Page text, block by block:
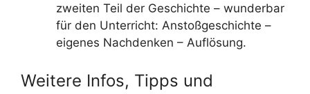
zweiten Teil der Geschichte – wunderbar
für den Unterricht: Anstoßgeschichte –
eigenes Nachdenken – Auflösung.
Weitere Infos, Tipps und